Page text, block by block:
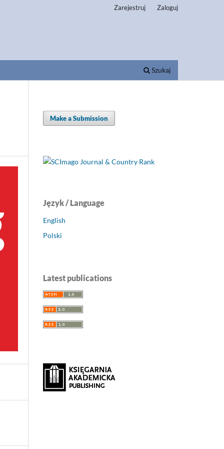
Szukaj
Zarejestruj Zaloguj
Make a Submission
Język / Language
English
Polski
Latest publications